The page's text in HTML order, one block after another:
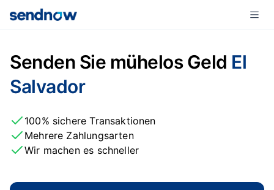
Senden Sie mühelos Geld El
Salvador
100% sichere Transaktionen
Mehrere Zahlungsarten
Wir machen es schneller